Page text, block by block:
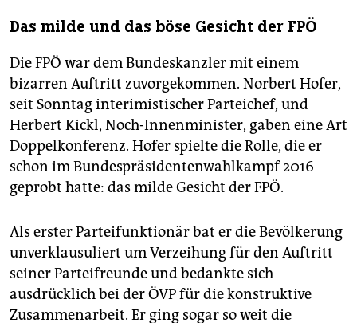
Das milde und das böse Gesicht der FPÖ
Die FPÖ war dem Bundeskanzler mit einem
bizarren Auftritt zuvorgekommen. Norbert Hofer,
seit Sonntag interimistischer Parteichef, und
Herbert Kickl, Noch-Innenminister, gaben eine Art
Doppelkonferenz. Hofer spielte die Rolle, die er
schon im Bundespräsidentenwahlkampf 2016
geprobt hatte: das milde Gesicht der FPÖ.
Als erster Parteifunktionär bat er die Bevölkerung
unverklausuliert um Verzeihung für den Auftritt
seiner Parteifreunde und bedankte sich
ausdrücklich bei der ÖVP für die konstruktive
Zusammenarbeit. Er ging sogar so weit die